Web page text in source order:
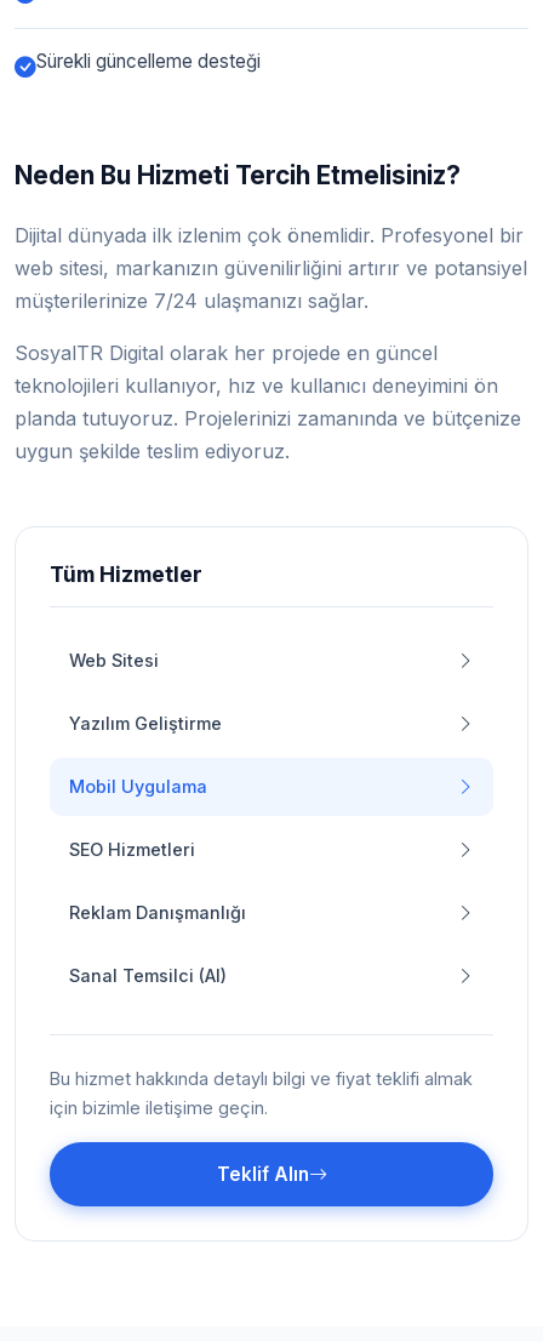
Sürekli güncelleme desteği
Neden Bu Hizmeti Tercih Etmelisiniz?
Dijital dünyada ilk izlenim çok önemlidir. Profesyonel bir
web sitesi, markanızın güvenilirliğini artırır ve potansiyel
müşterilerinize 7/24 ulaşmanızı sağlar.
SosyalTR Digital olarak her projede en güncel
teknolojileri kullanıyor, hız ve kullanıcı deneyimini ön
planda tutuyoruz. Projelerinizi zamanında ve bütçenize
uygun şekilde teslim ediyoruz.
Tüm Hizmetler
Web Sitesi
Yazılım Geliştirme
Mobil Uygulama
SEO Hizmetleri
Reklam Danışmanlığı
Sanal Temsilci (AI)
Bu hizmet hakkında detaylı bilgi ve fiyat teklifi almak
için bizimle iletişime geçin.
Teklif Alın